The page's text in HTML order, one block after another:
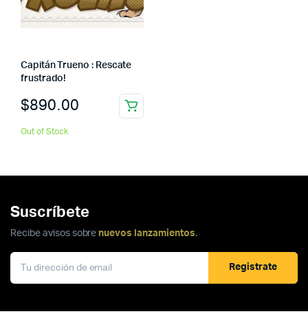
Capitán Trueno : Rescate
frustrado!
$890.00
Out of Stock
Suscríbete
Recibe avisos sobre nuevos lanzamientos.
Registrate